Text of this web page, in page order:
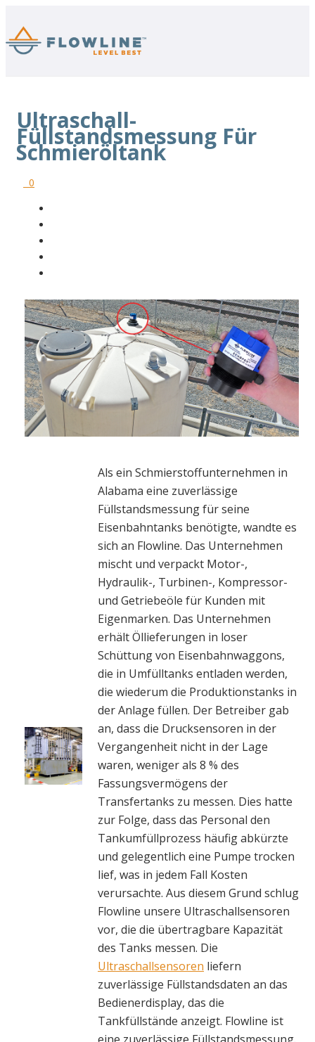
Ultraschall-
Füllstandsmessung Für
Schmieröltank
0
Als ein Schmierstoffunternehmen in
Alabama eine zuverlässige
Füllstandsmessung für seine
Eisenbahntanks benötigte, wandte es
sich an Flowline. Das Unternehmen
mischt und verpackt Motor-,
Hydraulik-, Turbinen-, Kompressor-
und Getriebeöle für Kunden mit
Eigenmarken. Das Unternehmen
erhält Öllieferungen in loser
Schüttung von Eisenbahnwaggons,
die in Umfülltanks entladen werden,
die wiederum die Produktionstanks in
der Anlage füllen. Der Betreiber gab
an, dass die Drucksensoren in der
Vergangenheit nicht in der Lage
waren, weniger als 8 % des
Fassungsvermögens der
Transfertanks zu messen. Dies hatte
zur Folge, dass das Personal den
Tankumfüllprozess häufig abkürzte
und gelegentlich eine Pumpe trocken
lief, was in jedem Fall Kosten
verursachte. Aus diesem Grund schlug
Flowline unsere Ultraschallsensoren
vor, die die übertragbare Kapazität
des Tanks messen. Die
Ultraschallsensoren liefern
zuverlässige Füllstandsdaten an das
Bedienerdisplay, das die
Tankfüllstände anzeigt. Flowline ist